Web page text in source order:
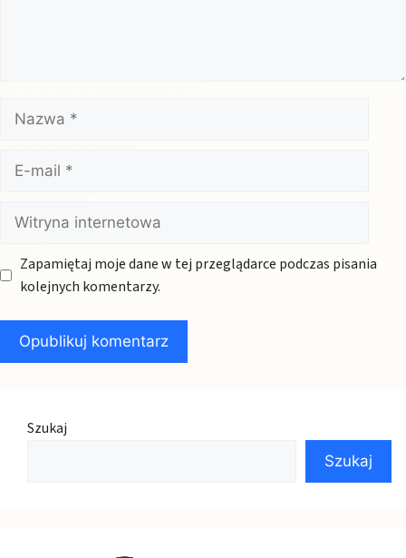
Nazwa
mail
Witryna
internetowa
Zapamiętaj moje dane w tej przeglądarce podczas pisania
kolejnych komentarzy.
Szukaj
Szukaj